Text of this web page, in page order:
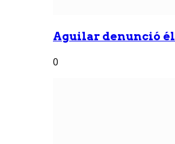
Aguilar denunció él
0